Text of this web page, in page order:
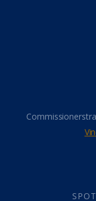
Gebed